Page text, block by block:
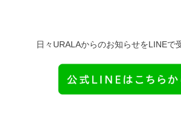
日々URALAからのお知らせをLINEで